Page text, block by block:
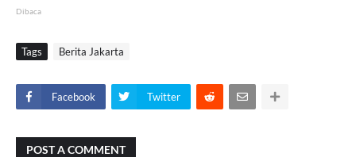
Dibaca
Tags Berita Jakarta
Facebook Twitter
POST A COMMENT